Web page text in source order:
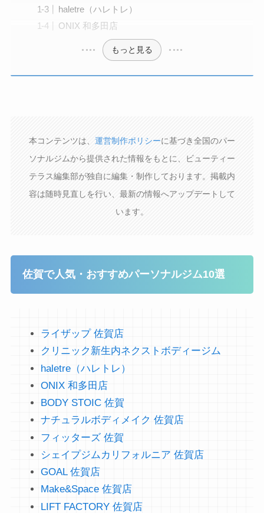
haletre（ハレトレ）
ONIX 和多田店
もっと見る
本コンテンツは、 運営制作ポリシーに基づき全国のパー
ソナルジムから提供された情報をもとに、ビューティー
テラス編集部が独自に編集・制作しております。掲載内
容は随時見直しを行い、最新の情報へアップデートして
います。
佐賀で人気・おすすめパーソナルジム10選
ライザップ 佐賀店
クリニック新生内ネクストボディージム
haletre（ハレトレ）
ONIX 和多田店
BODY STOIC 佐賀
ナチュラルボディメイク 佐賀店
フィッターズ 佐賀
シェイプジムカリフォルニア 佐賀店
GOAL 佐賀店
Make&Space 佐賀店
LIFT FACTORY 佐賀店